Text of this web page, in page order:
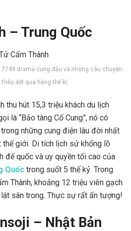
– Trung Quốc
drama cung đấu và những câu chuyện
thêu dệt qua hàng thế kỉ.
thu hút 15,3 triệu khách du lịch
là “Bảo tàng Cố Cung”, nó có
những cung điện lâu đời nhất
giới. Di tích lịch sử khổng lồ
đế quốc và uy quyền tối cao của
Quốc trong suốt 5 thế kỷ. Trong
Thành, khoảng 12 triệu viên gạch
sân trong. Thực sự rất ấn tượng!
– Nhật Bản